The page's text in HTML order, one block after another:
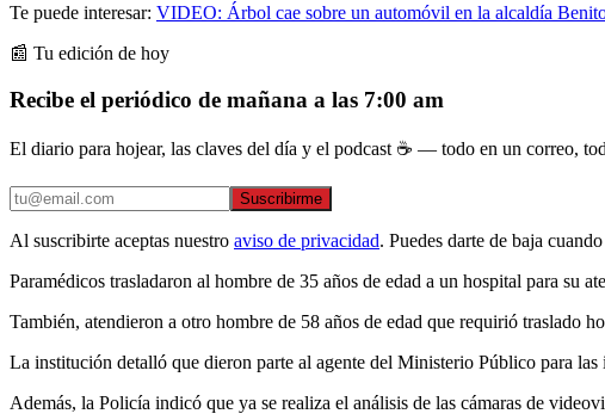
Te puede interesar: VIDEO: Árbol cae sobre un automóvil en la alcaldía
📰 Tu edición de hoy
Recibe el periódico de mañana a las 7:00 am
El diario para hojear, las claves del día y el podcast ☕ — todo en un correo,
Suscribirme
Al suscribirte aceptas nuestro aviso de privacidad. Puedes darte de baja
Paramédicos trasladaron al hombre de 35 años de edad a un hospital para su
También, atendieron a otro hombre de 58 años de edad que requirió traslado
La institución detalló que dieron parte al agente del Ministerio Público para
Además, la Policía indicó que ya se realiza el análisis de las cámaras de